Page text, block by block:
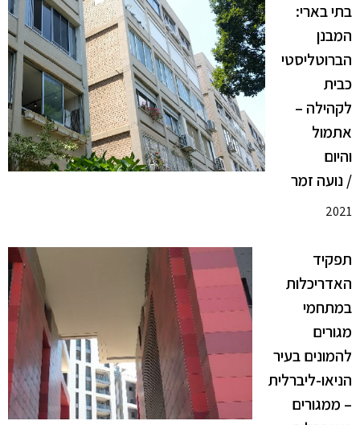
בתי בארי:
המבנן
הברוטליסטי
כבית
לקהילה –
אתמול
והיום
/ נועה זמר
2021
תפקיד
האדריכלות
במתחמי
מגורים
להמונים בעיר
הניאו-ליברלית
– ממגורים